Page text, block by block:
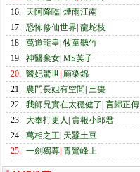
16.
天阿降臨 煙雨江南
17. 恐怖修仙世界 龍蛇枝
18. 萬道龍皇 牧童聽竹
19. 神醫棄女 MS芙子
20. 醫妃驚世 顧染錦
21.
農門長姐有空間 三棗
22. 我師兄實在太穩健了 言歸正傳
23. 大奉打更人 賣報小郎君
24. 萬相之王 天蠶土豆
25. 一劍獨尊 青鸞峰上